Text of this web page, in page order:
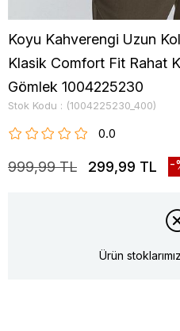
Koyu Kahverengi Uzun
Klasik Comfort Fit Rahat
Gömlek 1004225230
Stok Kodu (1004225230_400)
0.0
999,99 TL 299,99 TL
Ürün